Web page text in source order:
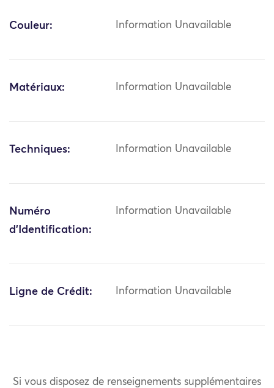
Couleur: Information Unavailable
Matériaux: Information Unavailable
Techniques: Information Unavailable
Numéro
d'Identification:
Information Unavailable
Ligne de Crédit: Information Unavailable
Si vous disposez de renseignements supplémentaires